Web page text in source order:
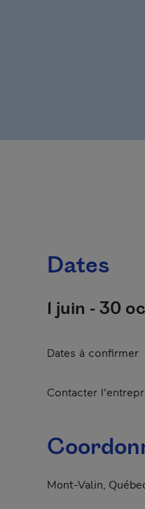
Dates
1 juin - 30
Dates à confirmer
Contacter
Mont-Valin,